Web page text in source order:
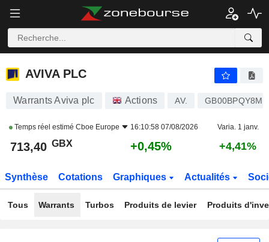
AVIVA PLC
AVIVA PLC
Warrants Aviva plc Actions AV.
Temps réel estimé Cboe Europe 16:10:58 07/08/2026 Varia. 1 janv.
713,40 GBX +0,45% +4,41%
Synthèse Cotations Graphiques Actualités
Tous Warrants Turbos Produits de levier Produits